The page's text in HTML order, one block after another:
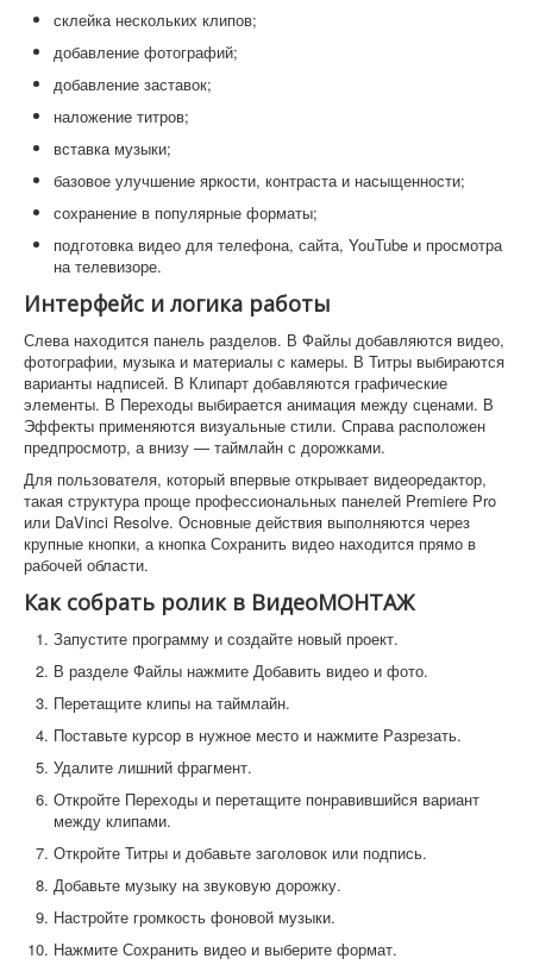
склейка нескольких клипов;
добавление фотографий;
добавление заставок;
наложение титров;
вставка музыки;
базовое улучшение яркости, контраста и насыщенности;
сохранение в популярные форматы;
подготовка видео для телефона, сайта, YouTube и просмотра
на телевизоре.
Интерфейс и логика работы
Слева находится панель разделов. В Файлы добавляются видео,
фотографии, музыка и материалы с камеры. В Титры выбираются
варианты надписей. В Клипарт добавляются графические
элементы. В Переходы выбирается анимация между сценами. В
Эффекты применяются визуальные стили. Справа расположен
предпросмотр, а внизу — таймлайн с дорожками.
Для пользователя, который впервые открывает видеоредактор,
такая структура проще профессиональных панелей Premiere Pro
или DaVinci Resolve. Основные действия выполняются через
крупные кнопки, а кнопка Сохранить видео находится прямо в
рабочей области.
Как собрать ролик в ВидеоМОНТАЖ
Запустите программу и создайте новый проект.
В разделе Файлы нажмите Добавить видео и фото.
Перетащите клипы на таймлайн.
Поставьте курсор в нужное место и нажмите Разрезать.
Удалите лишний фрагмент.
Откройте Переходы и перетащите понравившийся вариант
между клипами.
Откройте Титры и добавьте заголовок или подпись.
Добавьте музыку на звуковую дорожку.
Настройте громкость фоновой музыки.
Нажмите Сохранить видео и выберите формат.